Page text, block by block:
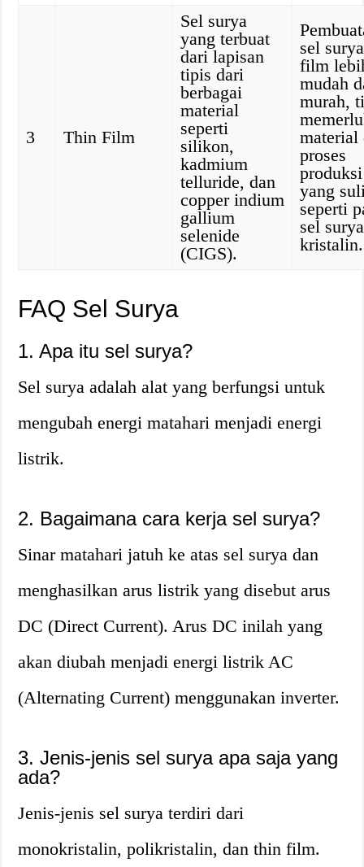
3 Thin Film
Sel surya
yang terbuat
dari lapisan
tipis dari
berbagai
material
seperti
silikon,
kadmium
telluride, dan
copper indium
gallium
selenide
(CIGS).
sel
film
mudah
murah,
material
proses
produksi
yang
seperti
sel surya
kristalin.
FAQ Sel Surya
1. Apa itu sel surya?
Sel surya adalah alat yang berfungsi untuk
mengubah energi matahari menjadi energi
listrik.
2. Bagaimana cara kerja sel surya?
Sinar matahari jatuh ke atas sel surya dan
menghasilkan arus listrik yang disebut arus
DC (Direct Current). Arus DC inilah yang
akan diubah menjadi energi listrik AC
(Alternating Current) menggunakan inverter.
3. Jenis-jenis sel surya apa saja yang
ada?
Jenis-jenis sel surya terdiri dari
monokristalin, polikristalin, dan thin film.